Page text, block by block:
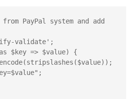
PayPal system and add
validate';
as $key => $value) {